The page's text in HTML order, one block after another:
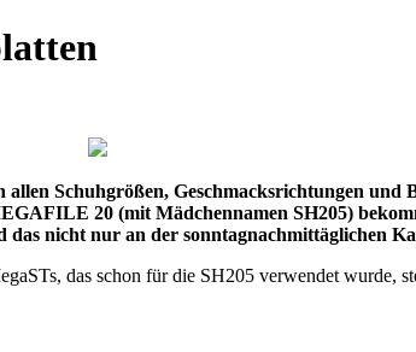
Schuhgrößen, Geschmacksrichtungen
20 (mit Mädchennamen SH205)
nicht nur an der sonntagnachmittäglichen
das schon für die SH205 verwendet wurde,